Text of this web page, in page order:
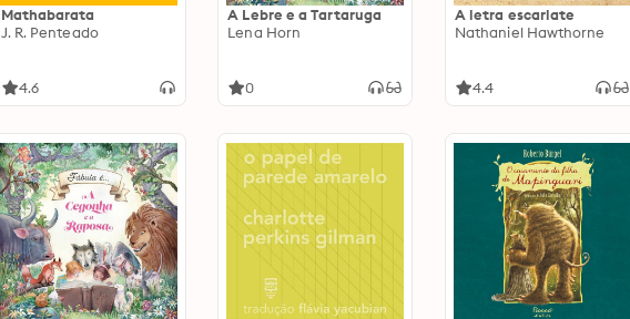
Mathabarata
J. R. Penteado
4.6
A Lebre e a Tartaruga
Lena Horn
0
A letra escarlate
Nathaniel Hawthorne
4.4